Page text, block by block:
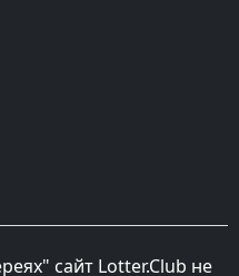
сайт Lotter.Club не